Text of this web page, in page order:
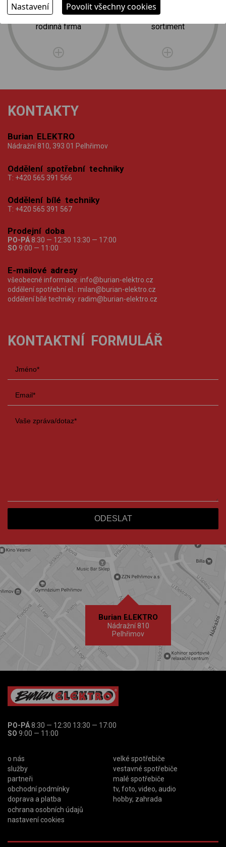
tradice,
rodinná firma
nejširší
sortiment
KONTAKTY
Burian ELEKTRO
Nádražní 810, 393 01 Pelhřimov
Oddělení spotřební techniky
T: +420 565 391 566
Oddělení bílé techniky
T: +420 565 391 567
Prodejní doba
PO-PÁ 8:30 — 12:30 13:30 — 17:00
SO 9:00 — 11:00
E-mailové adresy
všeobecné informace: info@burian-elektro.cz
oddělení spotřební el.: milan@burian-elektro.cz
oddělení bílé techniky: radim@burian-elektro.cz
KONTAKTNÍ FORMULÁŘ
Burian ELEKTRO
Nádražní 810
Pelhřimov
PO-PÁ8:30 — 12:30 13:30 — 17:00
SO 9:00 — 11:00
o nás
služby
partneři
obchodní podmínky
doprava a platba
ochrana osobních údajů
nastavení cookies
velké spotřebiče
vestavné spotřebiče
malé spotřebiče
tv, foto, video, audio
hobby, zahrada
Nastavení Povolit všechny cookies